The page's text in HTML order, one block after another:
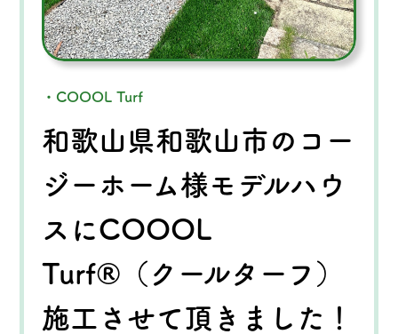
・COOOL Turf
和歌山県和歌山市のコー
ジーホーム様モデルハウ
スにCOOOL
Turf®（クールターフ）
施工させて頂きました！